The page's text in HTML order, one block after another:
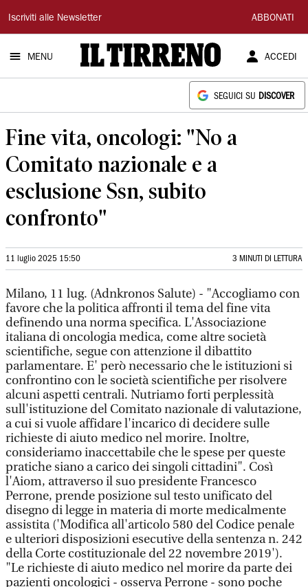
Il
Tirreno
Iscriviti alle Newsletter ABBONATI
MENU ACCEDI
SEGUICI SU DISCOVER
Fine vita, oncologi: "No a
Comitato nazionale e a
esclusione Ssn, subito
confronto"
11 luglio 2025 15:50 3 MINUTI DI LETTURA
Milano, 11 lug. (Adnkronos Salute) - "Accogliamo con
favore che la politica affronti il tema del fine vita
definendo una norma specifica. L'Associazione
italiana di oncologia medica, come altre società
scientifiche, segue con attenzione il dibattito
parlamentare. E' però necessario che le istituzioni si
confrontino con le società scientifiche per risolvere
alcuni aspetti centrali. Nutriamo forti perplessità
sull'istituzione del Comitato nazionale di valutazione,
a cui si vuole affidare l'incarico di decidere sulle
richieste di aiuto medico nel morire. Inoltre,
consideriamo inaccettabile che le spese per queste
pratiche siano a carico dei singoli cittadini". Così
l'Aiom, attraverso il suo presidente Francesco
Perrone, prende posizione sul testo unificato del
disegno di legge in materia di morte medicalmente
assistita ('Modifica all'articolo 580 del Codice penale
e ulteriori disposizioni esecutive della sentenza n. 242
della Corte costituzionale del 22 novembre 2019').
"Le richieste di aiuto medico nel morire da parte dei
pazienti oncologici - osserva Perrone - sono poche